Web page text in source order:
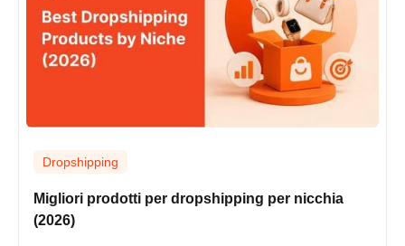
Dropshipping
Migliori prodotti per dropshipping per nicchia
(2026)